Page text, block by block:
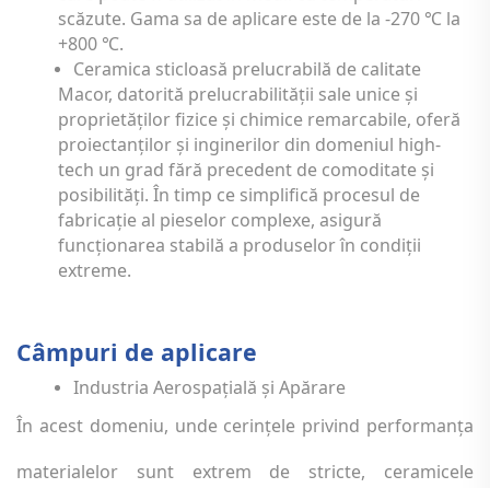
scăzute. Gama sa de aplicare este de la -270 ℃ la
+800 ℃.
Ceramica sticloasă prelucrabilă de calitate
Macor, datorită prelucrabilității sale unice și
proprietăților fizice și chimice remarcabile, oferă
proiectanților și inginerilor din domeniul high-
tech un grad fără precedent de comoditate și
posibilități. În timp ce simplifică procesul de
fabricație al pieselor complexe, asigură
funcționarea stabilă a produselor în condiții
extreme.
Câmpuri de aplicare
Industria Aerospațială și Apărare
În acest domeniu, unde cerințele privind performanța
materialelor sunt extrem de stricte, ceramicele